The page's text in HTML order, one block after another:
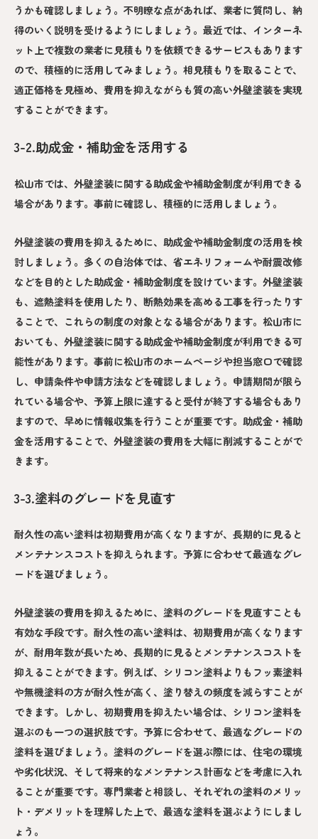
うかも確認しましょう。不明瞭な点があれば、業者に質問し、納
得のいく説明を受けるようにしましょう。最近では、インターネ
ット上で複数の業者に見積もりを依頼できるサービスもあります
ので、積極的に活用してみましょう。相見積もりを取ることで、
適正価格を見極め、費用を抑えながらも質の高い外壁塗装を実現
することができます。
3-2.助成金・補助金を活用する
松山市では、外壁塗装に関する助成金や補助金制度が利用できる
場合があります。事前に確認し、積極的に活用しましょう。
外壁塗装の費用を抑えるために、助成金や補助金制度の活用を検
討しましょう。多くの自治体では、省エネリフォームや耐震改修
などを目的とした助成金・補助金制度を設けています。外壁塗装
も、遮熱塗料を使用したり、断熱効果を高める工事を行ったりす
ることで、これらの制度の対象となる場合があります。松山市に
おいても、外壁塗装に関する助成金や補助金制度が利用できる可
能性があります。事前に松山市のホームページや担当窓口で確認
し、申請条件や申請方法などを確認しましょう。申請期間が限ら
れている場合や、予算上限に達すると受付が終了する場合もあり
ますので、早めに情報収集を行うことが重要です。助成金・補助
金を活用することで、外壁塗装の費用を大幅に削減することがで
きます。
3-3.塗料のグレードを見直す
耐久性の高い塗料は初期費用が高くなりますが、長期的に見ると
メンテナンスコストを抑えられます。予算に合わせて最適なグレ
ードを選びましょう。
外壁塗装の費用を抑えるために、塗料のグレードを見直すことも
有効な手段です。耐久性の高い塗料は、初期費用が高くなります
が、耐用年数が長いため、長期的に見るとメンテナンスコストを
抑えることができます。例えば、シリコン塗料よりもフッ素塗料
や無機塗料の方が耐久性が高く、塗り替えの頻度を減らすことが
できます。しかし、初期費用を抑えたい場合は、シリコン塗料を
選ぶのも一つの選択肢です。予算に合わせて、最適なグレードの
塗料を選びましょう。塗料のグレードを選ぶ際には、住宅の環境
や劣化状況、そして将来的なメンテナンス計画などを考慮に入れ
ることが重要です。専門業者と相談し、それぞれの塗料のメリッ
ト・デメリットを理解した上で、最適な塗料を選ぶようにしまし
ょう。